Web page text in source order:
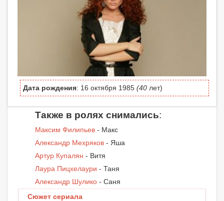
Дата рождения: 16 октября 1985 (40 лет)
Также в ролях снимались:
Максим Филипьев - Макс
Александр Мехряков - Яша
Артур Купалян - Витя
Лаура Пицхелаури - Таня
Александр Шулико - Саня
Сюжет сериала